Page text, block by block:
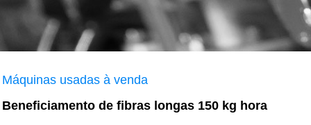
Máquinas usadas à venda
Beneficiamento de fibras longas 150 kg hora